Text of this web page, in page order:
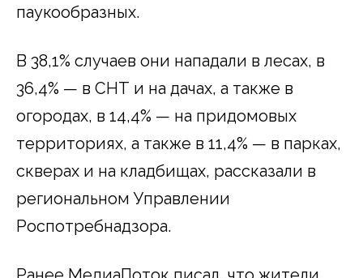
паукообразных.
В 38,1% случаев они нападали в лесах, в
36,4% — в СНТ и на дачах, а также в
огородах, в 14,4% — на придомовых
территориях, а также в 11,4% — в парках,
скверах и на кладбищах, рассказали в
региональном Управлении
Роспотребнадзора.